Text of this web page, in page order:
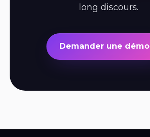
long discours.
Demander une démo